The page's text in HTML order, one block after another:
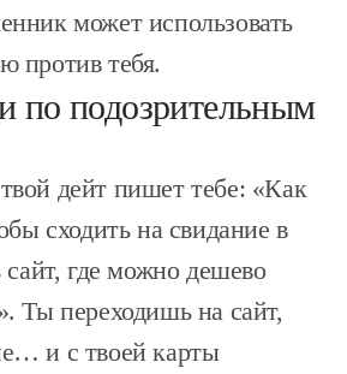
может использовать
против тебя.
по подозрительным
дейт пишет тебе: «Как
сходить на свидание в
сайт, где можно дешево
Ты переходишь на сайт,
и с твоей карты